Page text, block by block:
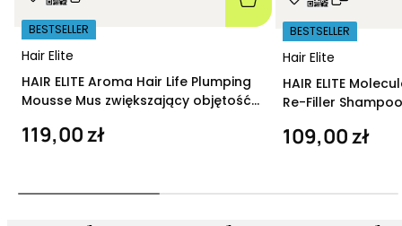
Hair Elite
BESTSELLER
HAIR ELITE Aroma Hair Life Plumping
Mousse Mus zwiększający objętość
119,00 zł
Hair Elite
BESTSELLER
HAIR ELITE
Re-Filler
109,00 zł